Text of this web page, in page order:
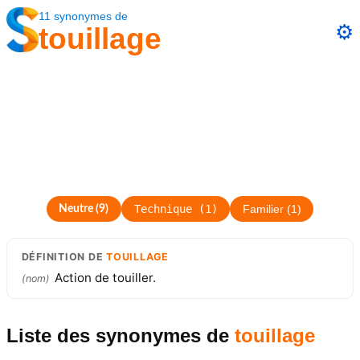
11 synonymes de
touillage ⚙️
Neutre (9) Technique(1 ) Familier(1 )
DÉFINITION DETOUILLAGE
(nom) Action de touiller.
Liste des synonymes de touillage